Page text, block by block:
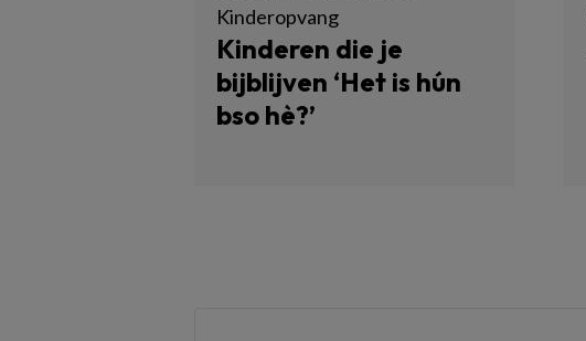
Kinderopvang
Kinderen die je
bijblijven ‘Het is hún
bso hè?’